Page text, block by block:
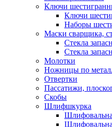
Ключи
Ключи
Наборы
Маски сварщика,
Стекла
Стекла
Молотки
Ножницы по
Отвертки
Пассатижи,
Скобы
Шлифшкурка